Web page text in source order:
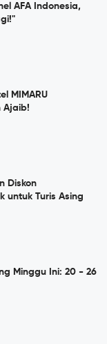
AFA Indonesia,
MIMARU
Ajaib!
Diskon
untuk Turis Asing
Minggu Ini: 20 - 26